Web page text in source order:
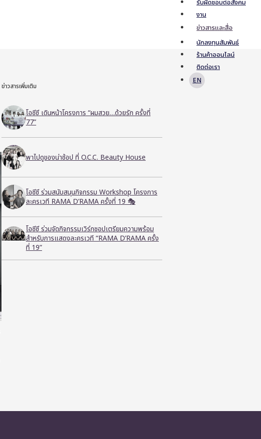
รับผิดชอบต่อสังคม
งาน
ข่าวสารและสื่อ
นักลงทุนสัมพันธ์
ร้านค้าออนไลน์
ติดต่อเรา
EN
ข่าวสารเพิ่มเติม
โอซีซี เดินหน้าโครงการ “ผมสวย…ด้วยรัก ครั้งที่
77”
พาไปดูของน่าช้อป ที่ O.C.C. Beauty House
โอซีซี ร่วมสนับสนุนกิจกรรม Workshop โครงการ
ละครเวที RAMA D’RAMA ครั้งที่ 19 🎭
โอซีซี ร่วมจัดกิจกรรมเวิร์กชอปเตรียมความพร้อม
สำหรับการแสดงละครเวที “RAMA D’RAMA ครั้ง
ที่ 19”